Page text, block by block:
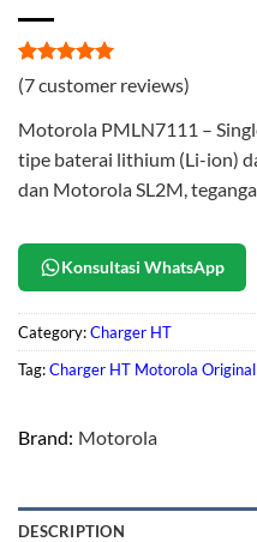
Rated5
out of 5
7
customer
ratings
(7customer reviews)
Motorola PMLN7111 –
tipe baterai lithium (Li-ion)
dan Motorola SL2M,
Konsultasi WhatsApp
Category:Charger HT
Tag:Charger HT Motorola Original
Brand: Motorola
DESCRIPTION